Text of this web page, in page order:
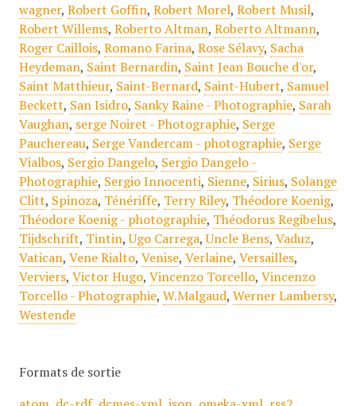
wagner, Robert Goffin, Robert Morel, Robert Musil,
Robert Willems, Roberto Altman, Roberto Altmann,
Roger Caillois, Romano Farina, Rose Sélavy, Sacha
Heydeman, Saint Bernardin, Saint Jean Bouche d'or,
Saint Matthieur, Saint-Bernard, Saint-Hubert, Samuel
Beckett, San Isidro, Sanky Raine - Photographie, Sarah
Vaughan, serge Noiret - Photographie, Serge
Pauchereau, Serge Vandercam - photographie, Serge
Vialbos, Sergio Dangelo, Sergio Dangelo -
Photographie, Sergio Innocenti, Sienne, Sirius, Solange
Clitt, Spinoza, Ténériffe, Terry Riley, Théodore Koenig,
Théodore Koenig - photographie, Théodorus Regibelus,
Tijdschrift, Tintin,Ugo Carrega,Uncle Bens, Vaduz,
Vatican, Vene Rialto, Venise, Verlaine, Versailles,
Verviers, Victor Hugo, Vincenzo Torcello, Vincenzo
Torcello - Photographie, W.Malgaud, Werner Lambersy,
Westende
Formats de sortie